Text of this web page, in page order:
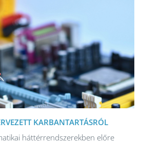
KARBANTARTÁSRÓL
háttérrendszerekben előre